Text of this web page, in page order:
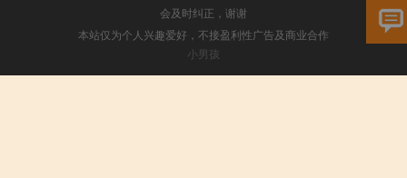
会及时纠正，谢谢
本站仅为个人兴趣爱好，不接盈利性广告及商业合作
小男孩